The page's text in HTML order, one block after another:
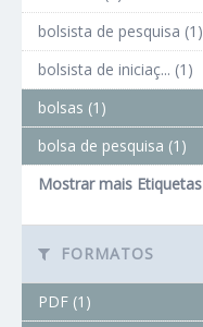
bolsista de pesquisa (1)
bolsista de iniciaç... (1)
bolsas (1)
bolsa de pesquisa (1)
Mostrar mais Etiquetas
FORMATOS
PDF (1)